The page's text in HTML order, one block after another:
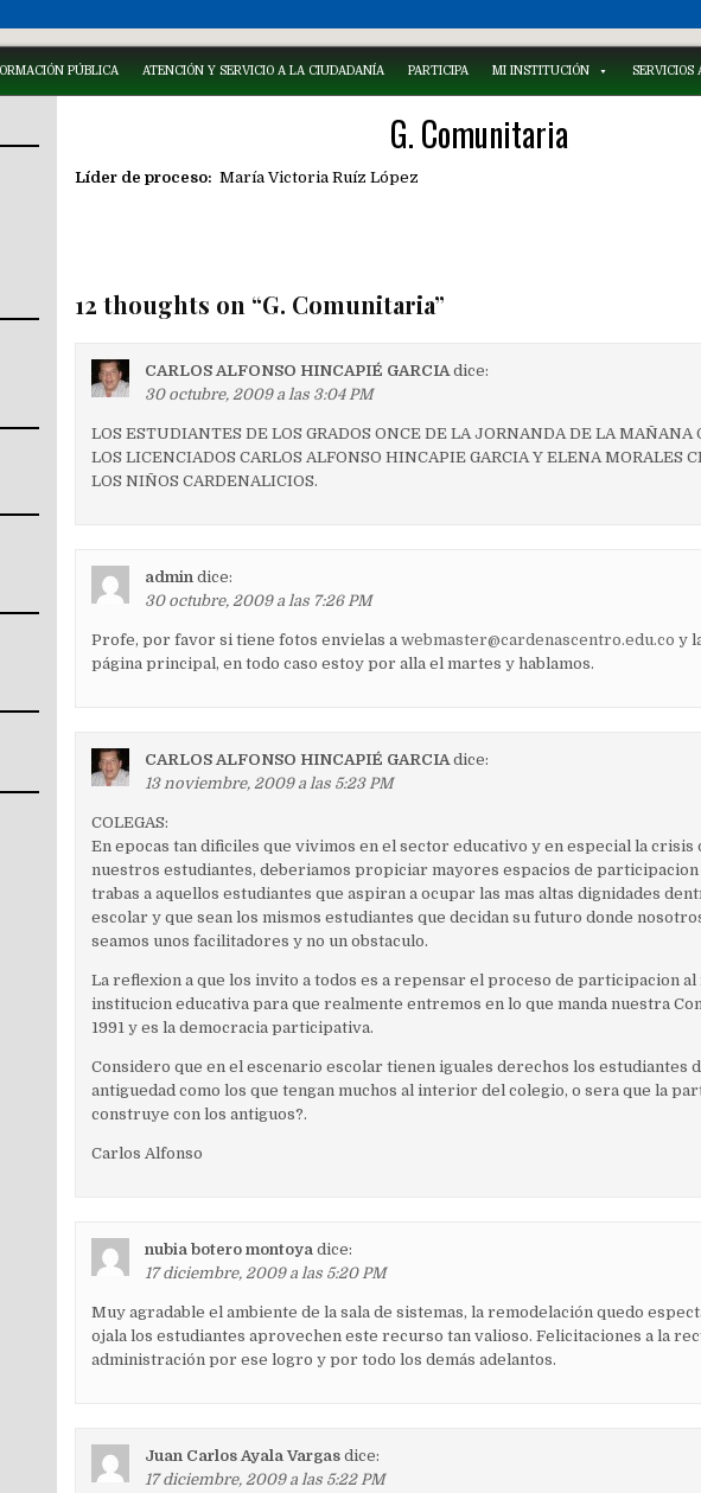
PÚBLICA ATENCIÓN Y SERVICIO A LA CIUDADANÍA PARTICIPA MI INSTITUCIÓN SERVICIOS
G. Comunitaria
Líder de proceso: María Victoria Ruíz López
12 thoughts on “G. Comunitaria”
CARLOS ALFONSO HINCAPIÉ GARCIA dice:
30 octubre, 2009 a las 3:04 PM
LOS ESTUDIANTES DE LOS GRADOS ONCE DE LA JORNANDA DE LA MAÑANA
LOS LICENCIADOS CARLOS ALFONSO HINCAPIE GARCIA Y ELENA MORALES
LOS NIÑOS CARDENALICIOS.
admin dice:
30 octubre, 2009 a las 7:26 PM
Profe, por favor si tiene fotos envielas awebmaster@cardenascentro.edu.co y
página principal, en todo caso estoy por alla el martes y hablamos.
CARLOS ALFONSO HINCAPIÉ GARCIA dice:
13 noviembre, 2009 a las 5:23 PM
COLEGAS:
En epocas tan dificiles que vivimos en el sector educativo y en especial la crisis
nuestros estudiantes, deberiamos propiciar mayores espacios de
trabas a aquellos estudiantes que aspiran a ocupar las mas altas dignidades
escolar y que sean los mismos estudiantes que decidan su futuro donde
seamos unos facilitadores y no un obstaculo.
La reflexion a que los invito a todos es a repensar el proceso de participacion
institucion educativa para que realmente entremos en lo que manda nuestra
1991 y es la democracia participativa.
Considero que en el escenario escolar tienen iguales derechos los estudiantes
antiguedad como los que tengan muchos al interior del colegio, o sera que la
construye con los antiguos?.
Carlos Alfonso
nubia botero montoya dice:
17 diciembre, 2009 a las 5:20 PM
Muy agradable el ambiente de la sala de sistemas, la remodelación quedo
ojala los estudiantes aprovechen este recurso tan valioso. Felicitaciones a la
administración por ese logro y por todo los demás adelantos.
Juan Carlos Ayala Vargas dice:
17 diciembre, 2009 a las 5:22 PM